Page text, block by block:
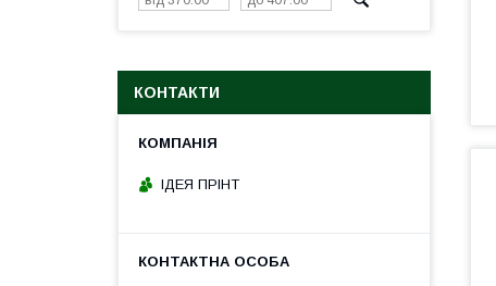
КОНТАКТИ
ІДЕЯ ПРІНТ